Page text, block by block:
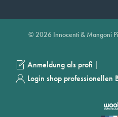
© 2026 Innocenti & Mangoni
Anmeldung als profi |
Login shop professionellen